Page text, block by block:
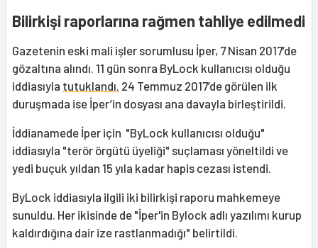
Bilirkişi raporlarına rağmen tahliye edilmedi
Gazetenin eski mali işler sorumlusu İper, 7 Nisan 2017’de
gözaltına alındı. 11 gün sonra ByLock kullanıcısı olduğu
iddiasıyla tutuklandı. 24 Temmuz 2017’de görülen ilk
duruşmada ise İper’in dosyası ana davayla birleştirildi.
İddianamede İper için "ByLock kullanıcısı olduğu"
iddiasıyla "terör örgütü üyeliği" suçlaması yöneltildi ve
yedi buçuk yıldan 15 yıla kadar hapis cezası istendi.
ByLock iddiasıyla ilgili iki bilirkişi raporu mahkemeye
sunuldu. Her ikisinde de "İper'in Bylock adlı yazılımı kurup
kaldırdığına dair ize rastlanmadığı" belirtildi.